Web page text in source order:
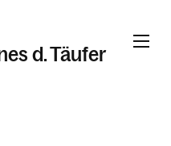
d. Täufer